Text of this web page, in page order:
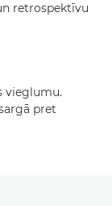
retrospektīvu
vieglumu.
pret